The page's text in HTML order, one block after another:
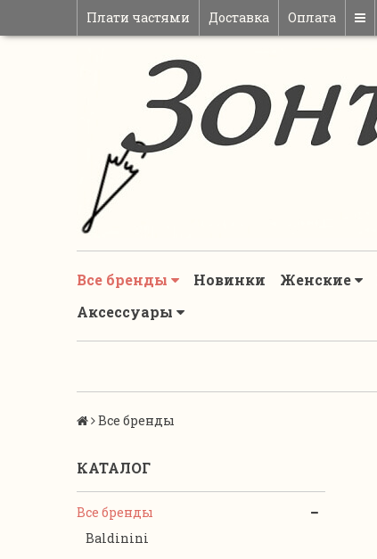
Плати частями Доставка Оплата
Все бренды Новинки Женские
Аксессуары
Все бренды
КАТАЛОГ
Все бренды
Baldinini